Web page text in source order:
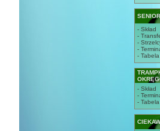
- Skład
-
-
-
- Tabela
- Skład
-
- Tabela